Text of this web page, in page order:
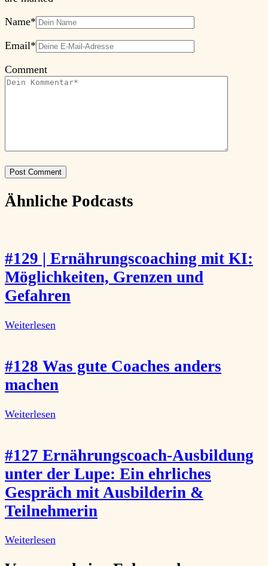
Name*
Email*
Comment
Ähnliche Podcasts
#129 | Ernährungscoaching mit KI:
Möglichkeiten, Grenzen und
Gefahren
Weiterlesen
#128 Was gute Coaches anders
machen
Weiterlesen
#127 Ernährungscoach-Ausbildung
unter der Lupe: Ein ehrliches
Gespräch mit Ausbilderin &
Teilnehmerin
Weiterlesen